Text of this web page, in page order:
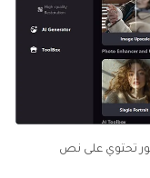
تحتوي على نص